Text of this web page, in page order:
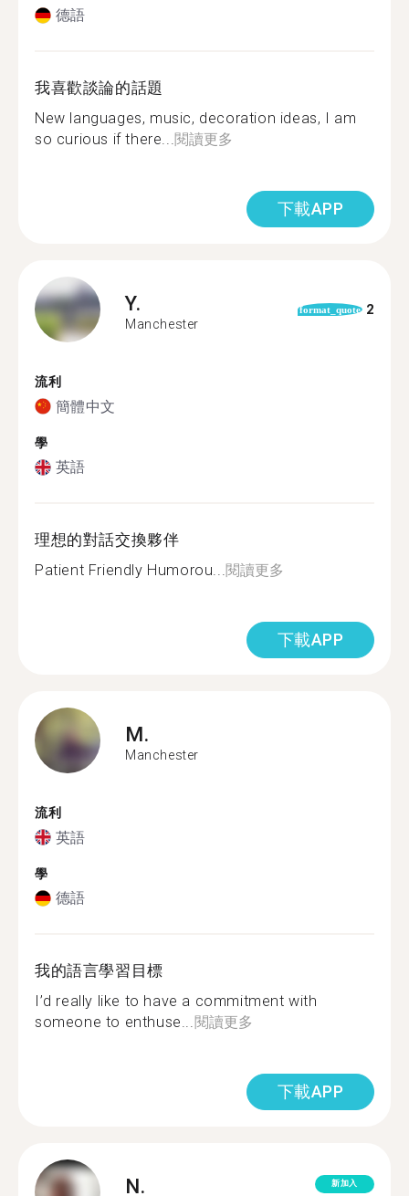
德語
我喜歡談論的話題
New languages, music, decoration ideas, I am
so curious if there...閱讀更多
下載APP
Y.
Manchester
format_quote 2
流利
簡體中文
學
英語
理想的對話交換夥伴
Patient Friendly Humorou...閱讀更多
下載APP
M.
Manchester
流利
英語
學
德語
我的語言學習目標
I’d really like to have a commitment with
someone to enthuse...閱讀更多
下載APP
N. 新加入